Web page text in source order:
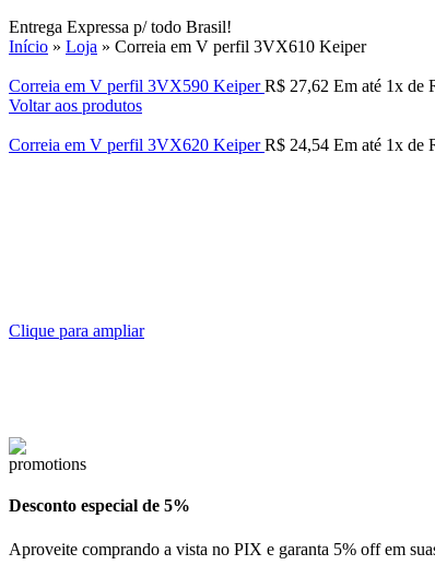
Entrega Expressa p/ todo Brasil!
Início » Loja » Correia em V perfil 3VX610 Keiper
Correia em V perfil 3VX590 KeiperR$ 27,62 Em até 1x de
Voltar aos produtos
Correia em V perfil 3VX620 KeiperR$ 24,54 Em até 1x de
Clique para ampliar
Desconto especial de 5%
Aproveite comprando a vista no PIX e garanta 5% off em